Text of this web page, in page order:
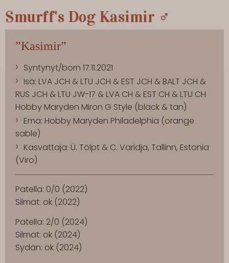
Smurff's Dog Kasimir ♂
”Kasimir”
Syntynyt/born 17.11.2021
Isä: LVA JCH & LTU JCH & EST JCH & BALT JCH &
RUS JCH & LTU JW-17 & LVA CH & EST CH & LTU CH
Hobby Maryden Miron G Style (black & tan)
Emä: Hobby Maryden Philadelphia (orange
sable)
Kasvattaja: Ü. Tölpt & C. Varidja, Tallinn, Estonia
(Viro)
Patella: 0/0 (2022)
Silmät: ok (2022)
Patella: 2/0 (2024)
Silmät: ok (2024)
Sydän: ok (2024)